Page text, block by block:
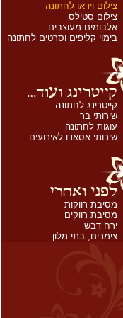
צילום וידאו לחתונה
צילום סטילס
אלבומים מעוצבים
בימוי קליפים וסרטים לחתונה
קייטרינג לחתונה
שירותי בר
עוגות לחתונה
שירותי אסאדו לאירועים
מסיבת רווקות
מסיבת רווקים
ירח דבש
צימרים, בתי מלון